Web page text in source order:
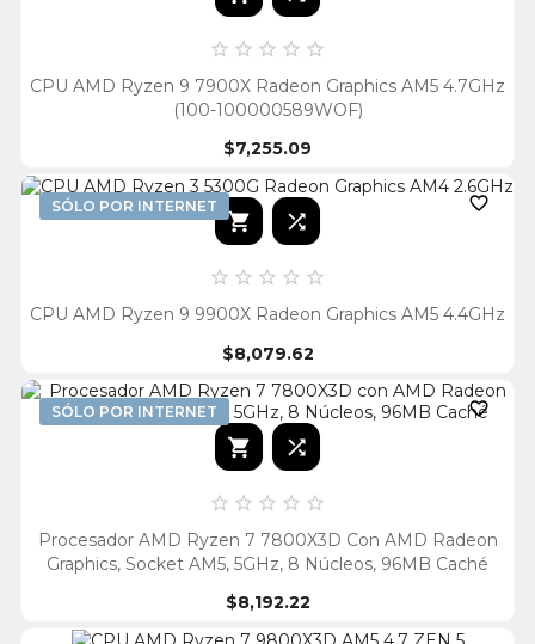
    
CPU AMD Ryzen 9 7900X Radeon Graphics AM5 4.7GHz
(100-100000589WOF)
$7,255.09
SÓLO POR INTERNET 
 
    
CPU AMD Ryzen 9 9900X Radeon Graphics AM5 4.4GHz
$8,079.62
SÓLO POR INTERNET 
 
    
Procesador AMD Ryzen 7 7800X3D Con AMD Radeon
Graphics, Socket AM5, 5GHz, 8 Núcleos, 96MB Caché
$8,192.22